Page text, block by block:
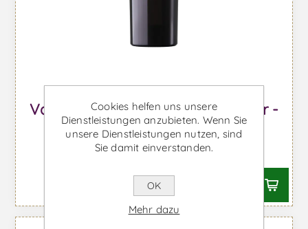
Vale Dona Maria Vinhas do Sabor -
Rotwein
Ab €20,24 inkl. MwSt.
Cookies helfen uns unsere
Dienstleistungen anzubieten. Wenn Sie
unsere Dienstleistungen nutzen, sind
Sie damit einverstanden.
OK
Mehr dazu